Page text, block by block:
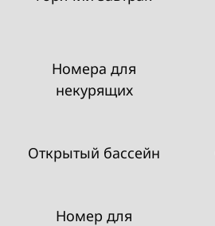
Номера для
некурящих
Открытый бассейн
Номер для